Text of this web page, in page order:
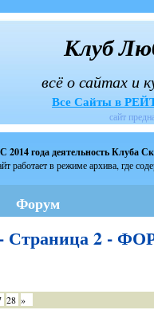
Клуб
всё о сайтах и
Все Сайты в
сайт
С 2014 года деятельность Клуба
работает в режиме архива, где
Форум
Страница 2 -
28 »